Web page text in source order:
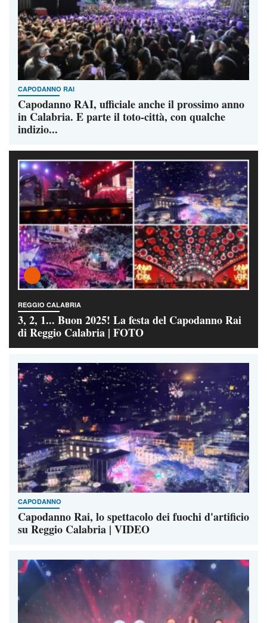
CAPODANNO RAI
Capodanno RAI, ufficiale anche il prossimo anno
in Calabria. E parte il toto-città, con qualche
indizio...
REGGIO CALABRIA
3, 2, 1... Buon 2025! La festa del Capodanno Rai
di Reggio Calabria | FOTO
CAPODANNO
Capodanno Rai, lo spettacolo dei fuochi d'artificio
su Reggio Calabria | VIDEO